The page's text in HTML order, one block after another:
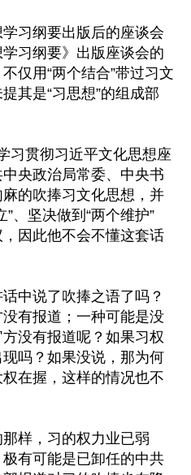
习纲要出版后的座谈会
习纲要》出版座谈会的
仅用“两个结合”带过习文
其是“习思想”的组成部
央政治局常委、中央书
的吹捧习文化思想，并
、坚决做到“两个维护”
因此他不会不懂这套话
中说了吹捧之语了吗？
有报道；一种可能是没
没有报道呢？如果习权
吗？如果没说，那为何
在握，这样的情况也不
样，习的权力业已弱
有可能是已卸任的中共